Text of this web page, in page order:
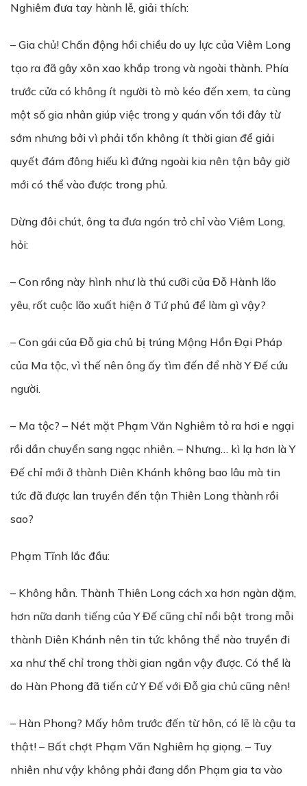
Nghiêm đưa tay hành lễ, giải thích:
– Gia chủ! Chấn động hồi chiều do uy lực của Viêm Long
tạo ra đã gây xôn xao khắp trong và ngoài thành. Phía
trước cửa có không ít người tò mò kéo đến xem, ta cùng
một số gia nhân giúp việc trong y quán vốn tới đây từ
sớm nhưng bởi vì phải tốn không ít thời gian để giải
quyết đám đông hiếu kì đứng ngoài kia nên tận bây giờ
mới có thể vào được trong phủ.
Dừng đôi chút, ông ta đưa ngón trỏ chỉ vào Viêm Long,
hỏi:
– Con rồng này hình như là thú cưỡi của Đỗ Hành lão
yêu, rốt cuộc lão xuất hiện ở Tứ phủ để làm gì vậy?
– Con gái của Đỗ gia chủ bị trúng Mộng Hồn Đại Pháp
của Ma tộc, vì thế nên ông ấy tìm đến để nhờ Y Đế cứu
người.
– Ma tộc? – Nét mặt Phạm Văn Nghiêm tỏ ra hơi e ngại
rồi dần chuyển sang ngạc nhiên. – Nhưng… kì lạ hơn là Y
Đế chỉ mới ở thành Diên Khánh không bao lâu mà tin
tức đã được lan truyền đến tận Thiên Long thành rồi
sao?
Phạm Tĩnh lắc đầu:
– Không hẳn. Thành Thiên Long cách xa hơn ngàn dặm,
hơn nữa danh tiếng của Y Đế cũng chỉ nổi bật trong mỗi
thành Diên Khánh nên tin tức không thể nào truyền đi
xa như thế chỉ trong thời gian ngắn vậy được. Có thể là
do Hàn Phong đã tiến cử Y Đế với Đỗ gia chủ cũng nên!
– Hàn Phong? Mấy hôm trước đến từ hôn, có lẽ là cậu ta
thật! – Bất chợt Phạm Văn Nghiêm hạ giọng. – Tuy
nhiên như vậy không phải đang dồn Phạm gia ta vào